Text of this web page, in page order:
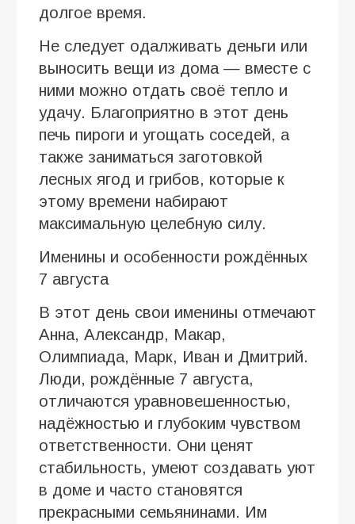
долгое время.
Не следует одалживать деньги или
выносить вещи из дома — вместе с
ними можно отдать своё тепло и
удачу. Благоприятно в этот день
печь пироги и угощать соседей, а
также заниматься заготовкой
лесных ягод и грибов, которые к
этому времени набирают
максимальную целебную силу.
Именины и особенности рождённых
7 августа
В этот день свои именины отмечают
Анна, Александр, Макар,
Олимпиада, Марк, Иван и Дмитрий.
Люди, рождённые 7 августа,
отличаются уравновешенностью,
надёжностью и глубоким чувством
ответственности. Они ценят
стабильность, умеют создавать уют
в доме и часто становятся
прекрасными семьянинами. Им